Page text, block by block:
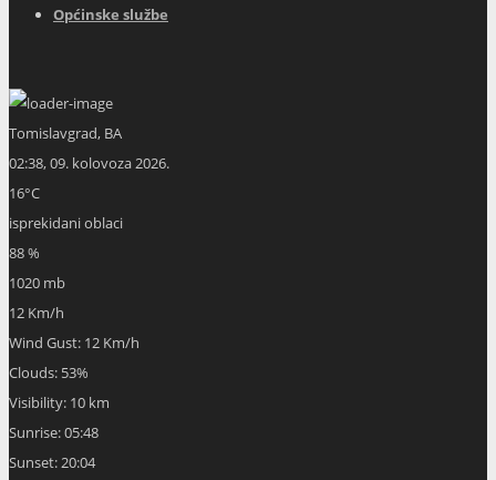
Općinske službe
Tomislavgrad, BA
02:38,09. kolovoza 2026.
16°C
isprekidani oblaci
88 %
1020 mb
12 Km/h
Wind Gust: 12 Km/h
Clouds: 53%
Visibility: 10 km
Sunrise:05:48
Sunset:20:04